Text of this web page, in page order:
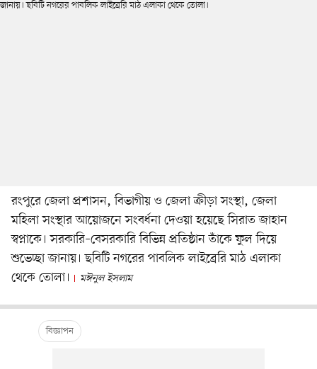
রংপুরে জেলা প্রশাসন, বিভাগীয় ও জেলা ক্রীড়া সংস্থা, জেলা
মহিলা সংস্থার আয়োজনে সংবর্ধনা দেওয়া হয়েছে সিরাত জাহান
স্বপ্নাকে। সরকারি–বেসরকারি বিভিন্ন প্রতিষ্ঠান তাঁকে ফুল দিয়ে
শুভেচ্ছা জানায়। ছবিটি নগরের পাবলিক লাইব্রেরি মাঠ এলাকা
থেকে তোলা।
মঈনুল ইসলাম